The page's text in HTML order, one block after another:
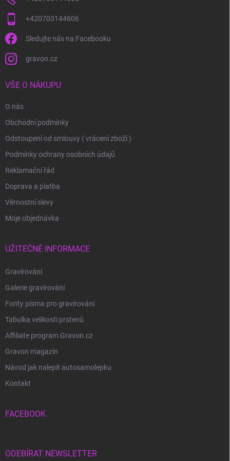
+420703144606
Sledujte nás na Facebooku
gravon.cz
VŠE O NÁKUPU
O nás
Obchodní podmínky
Odstoupení od smlouvy ( vrácení zboží )
Podmínky ochrany osobních údajů
Reklamační řád
Doprava a platba
Věrnostní slevy
Moje objednávka
UŽITEČNÉ INFORMACE
Gravírování
Galerie gravírování
Fonty písma pro gravírování
Tabulka velikosti prstenů
Affiliate program Gravon.cz
Gravon magazín
Návod jak nalepit autosamolepku
Kontakt
FACEBOOK
ODEBÍRAT NEWSLETTER